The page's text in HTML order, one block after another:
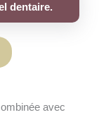
dentaire.
avec